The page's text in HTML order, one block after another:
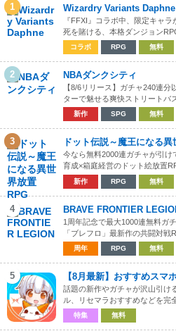
1 Wizardry Variants Daphne
『FFXI』コラボ中、限定キャ
死を賭ける、本格ダンジョン
コラボ RPG 無料
2 NBAダンクシティ
【8/6リリース】ガチャ240連
ターで魅せる爽快ストリートバ
新作 SPG 無料
3 ドット伝説～魔王になる
今なら無料2000連ガチャが引
育成×箱庭経営のドット絵放置
新作 RPG 無料
4 BRAVE FRONTIER
1周年記念で最大1000連無料ガ
「ブレフロ」最新作の共闘対戦
周年 RPG 無料
5 【8月最新】おすすめスマ
話題の新作やガチャが沢山引け
ル、リセマラおすすめなどを完
特集 無料